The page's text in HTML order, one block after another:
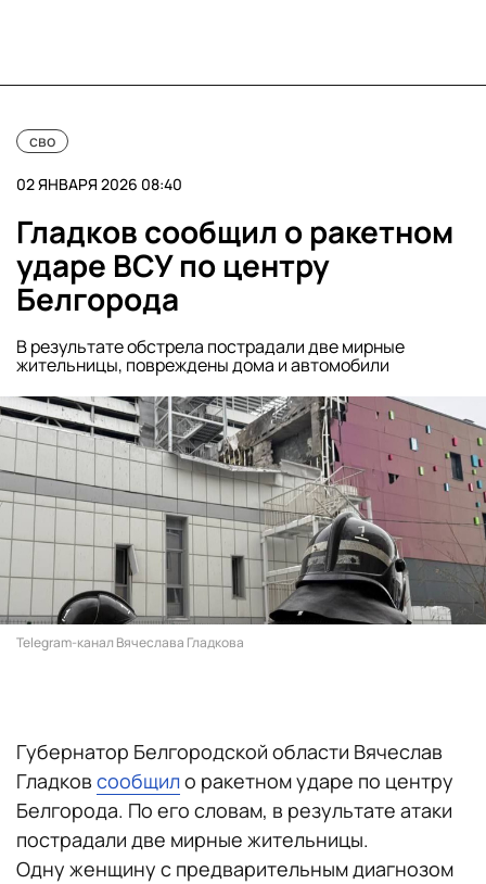
сво
02 ЯНВАРЯ 2026 08:40
Гладков сообщил о ракетном
ударе ВСУ по центру
Белгорода
В результате обстрела пострадали две мирные
жительницы, повреждены дома и автомобили
Telegram-канал Вячеслава Гладкова
Губернатор Белгородской области Вячеслав
Гладков сообщило ракетном ударе по центру
Белгорода. По его словам, в результате атаки
пострадали две мирные жительницы.
Одну женщину с предварительным диагнозом